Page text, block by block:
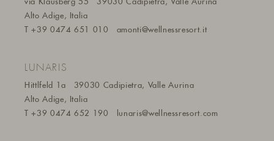
via Klausberg 55
39030 Cadipietra, Valle Aurina
Alto Adige, Italia
T+39 0474 651 010 amonti@wellnessresort.it
LUNARIS
Hittlfeld 1a
39030 Cadipietra, Valle Aurina
Alto Adige, Italia
T+39 0474 652 190 lunaris@wellnessresort. com